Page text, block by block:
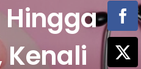
Hingga
Kenali